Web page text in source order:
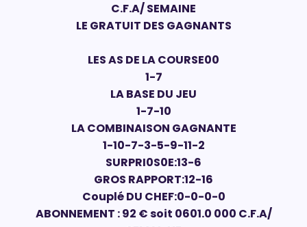
C.F.A/ SEMAINE
LE GRATUIT DES GAGNANTS
LES AS DE LA COURSE00
1-7
LA BASE DU JEU
1-7-10
LA COMBINAISON GAGNANTE
1-10-7-3-5-9-11-2
SURPRI0S0E:13-6
GROS RAPPORT:12-16
Couplé DU CHEF:0-0-0-0
ABONNEMENT : 92 € soit 0601.0 000 C.F.A/